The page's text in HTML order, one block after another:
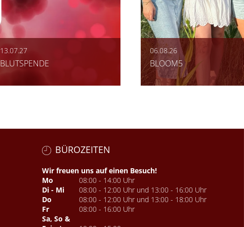
13.07.27
BLUTSPENDE
06.08.26
BLOOM5
BÜROZEITEN
Wir freuen uns auf einen Besuch!
Mo
08:00 - 14:00 Uhr
Di - Mi
08:00 - 12:00 Uhr und 13:00 - 16:00 Uhr
Do
08:00 - 12:00 Uhr und 13:00 - 18:00 Uhr
Fr
08:00 - 16:00 Uhr
Sa, So &